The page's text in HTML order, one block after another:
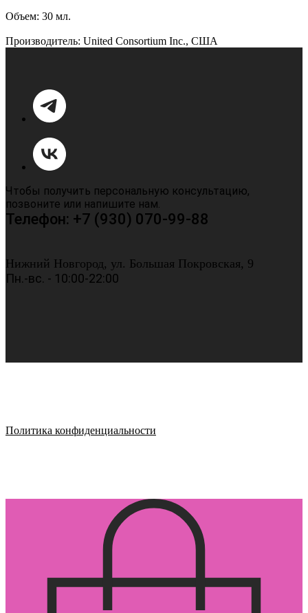
Объем: 30 мл.
Производитель: United Consortium Inc., США
Чтобы получить персональную консультацию,
позвоните или напишите нам.
Телефон: +7 (930) 070-99-88
Нижний Новгород, ул. Большая Покровская, 9
Пн.-вс. - 10:00-22:00
Политика конфиденциальности